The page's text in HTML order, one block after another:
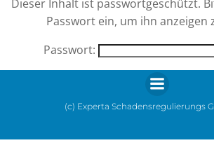
Dieser Inhalt ist passwortgeschützt.
Passwort ein, um ihn anzeigen
Passwort:
(c) Experta Schadensregulierungs